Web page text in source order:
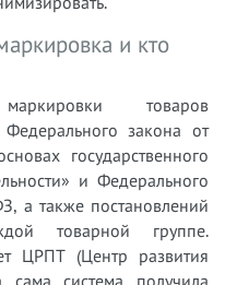
и кто
товаров
закона от
государственного
и Федерального
а также постановлений
товарной группе.
ЦРПТ (Центр развития
сама система получила